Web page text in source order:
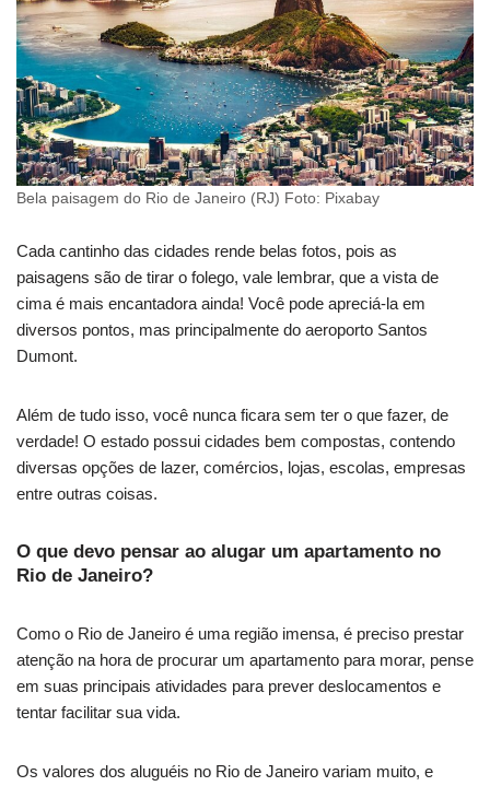
Bela paisagem do Rio de Janeiro (RJ) Foto: Pixabay
Cada cantinho das cidades rende belas fotos, pois as
paisagens são de tirar o folego, vale lembrar, que a vista de
cima é mais encantadora ainda! Você pode apreciá-la em
diversos pontos, mas principalmente do aeroporto Santos
Dumont.
Além de tudo isso, você nunca ficara sem ter o que fazer, de
verdade! O estado possui cidades bem compostas, contendo
diversas opções de lazer, comércios, lojas, escolas, empresas
entre outras coisas.
O que devo pensar ao alugar um apartamento no
Rio de Janeiro?
Como o Rio de Janeiro é uma região imensa, é preciso prestar
atenção na hora de procurar um apartamento para morar, pense
em suas principais atividades para prever deslocamentos e
tentar facilitar sua vida.
Os valores dos aluguéis no Rio de Janeiro variam muito, e